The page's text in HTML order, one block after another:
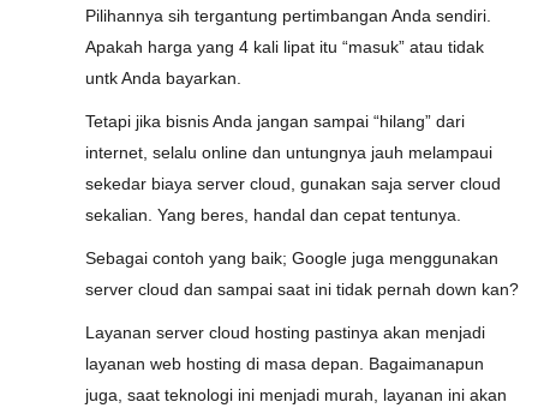
Pilihannya sih tergantung pertimbangan Anda sendiri.
Apakah harga yang 4 kali lipat itu “masuk” atau tidak
untk Anda bayarkan.
Tetapi jika bisnis Anda jangan sampai “hilang” dari
internet, selalu online dan untungnya jauh melampaui
sekedar biaya server cloud, gunakan saja server cloud
sekalian. Yang beres, handal dan cepat tentunya.
Sebagai contoh yang baik; Google juga menggunakan
server cloud dan sampai saat ini tidak pernah down kan?
Layanan server cloud hosting pastinya akan menjadi
layanan web hosting di masa depan. Bagaimanapun
juga, saat teknologi ini menjadi murah, layanan ini akan